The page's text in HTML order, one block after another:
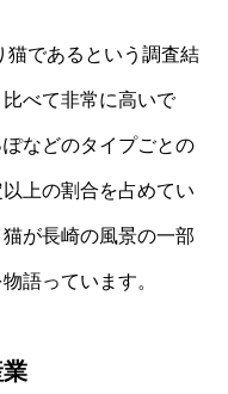
猫であるという調査結
べて非常に高いで
などのタイプごとの
上の割合を占めてい
が長崎の風景の一部
語っています。